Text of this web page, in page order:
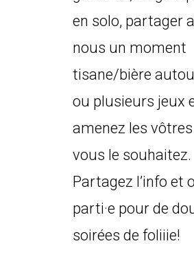
en solo, partager
nous un moment
tisane/bière
ou plusieurs jeux
amenez les
vous le souhaitez.
Partagez l’info et
parti·e pour de
soirées de foliiie!